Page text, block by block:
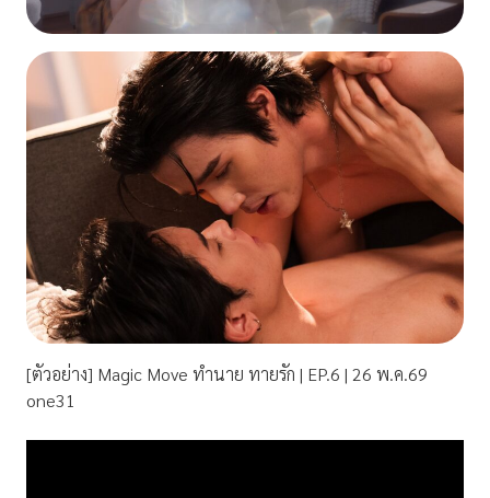
[ตัวอย่าง] Magic Move ทำนาย ทายรัก | EP.6 | 26 พ.ค.69
one31